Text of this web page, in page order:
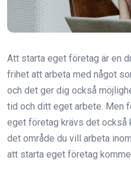
Att starta eget företag är en
frihet att arbeta med något
och det ger dig också
tid och ditt eget arbete. Men
eget företag krävs det också
det område du vill arbeta
att starta eget företag